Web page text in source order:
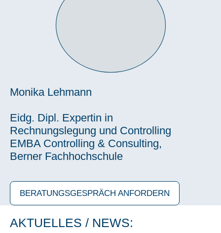
Moni­ka Leh­mann
Eidg. Dipl. Exper­tin in
Rech­nungs­le­gung und Con­trol­ling
EMBA Con­trol­ling & Con­sul­ting,
Ber­ner Fach­hoch­schu­le
BERA­TUNGS­GE­SPRÄCH ANFOR­DERN
AKTU­EL­LES / NEWS: